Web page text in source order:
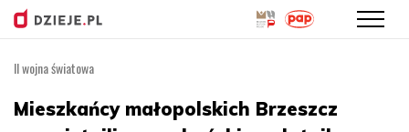
treści
II wojna światowa
Mieszkańcy małopolskich Brzeszcz